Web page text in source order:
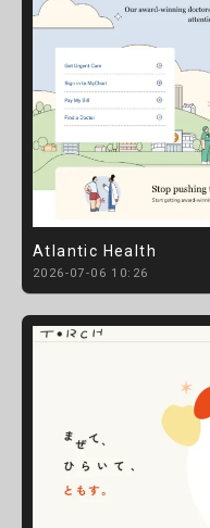
Atlantic Health
2026-07-06 10:26